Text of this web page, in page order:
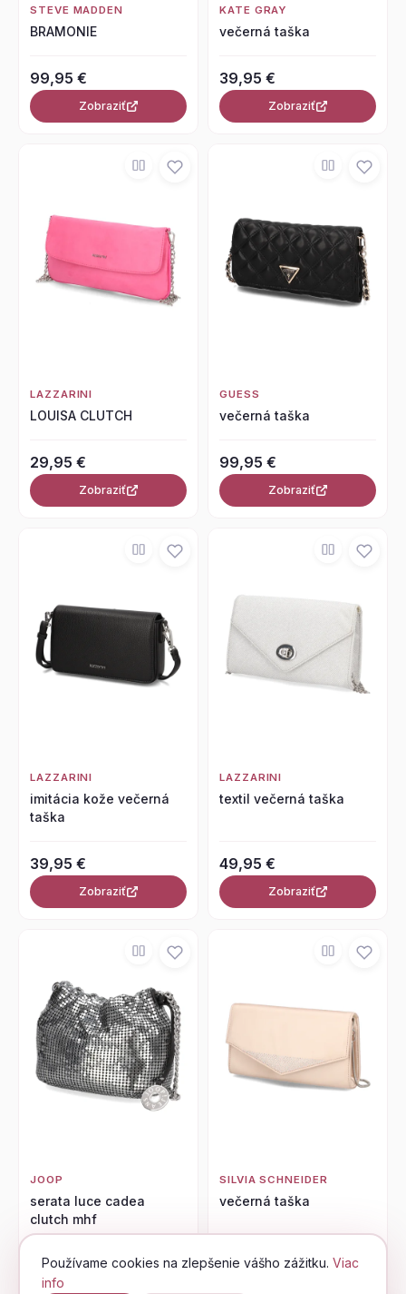
Používame cookies na zlepšenie vášho zážitku. Viac
info
STEVE MADDEN
BRAMONIE
99,95 €
Zobraziť
KATE GRAY
večerná taška
39,95 €
Zobraziť
LAZZARINI
LOUISA CLUTCH
29,95 €
Zobraziť
GUESS
večerná taška
99,95 €
Zobraziť
LAZZARINI
imitácia kože večerná
taška
39,95 €
Zobraziť
LAZZARINI
textil večerná taška
49,95 €
Zobraziť
JOOP
serata luce cadea
clutch mhf
130,00 €
SILVIA SCHNEIDER
večerná taška
39,95 €